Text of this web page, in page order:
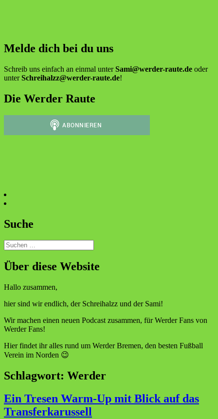
Melde dich bei du uns
Schreib uns einfach an einmal unterSami@werder-raute.de oder
unterSchreihalzz@werder-raute.de!
Die Werder Raute
Suche
Suchen
nach:
Über diese Website
Hallo zusammen,
hier sind wir endlich, der Schreihalzz und der Sami!
Wir machen einen neuen Podcast zusammen, für Werder Fans von
Werder Fans!
Hier findet ihr alles rund um Werder Bremen, den besten Fußball
Verein im Norden 😉
Schlagwort: Werder
Ein Tresen Warm-Up mit Blick auf das
Transferkarussell